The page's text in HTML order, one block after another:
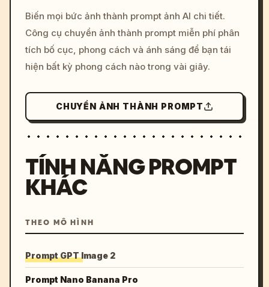
c, cyberpunk sunset, neon
colors, 8k --v 6.0
Biến mọi bức ảnh thành prompt ảnh AI chi tiết.
Công cụ chuyển ảnh thành prompt miễn phí phân
tích bố cục, phong cách và ánh sáng để bạn tái
hiện bất kỳ phong cách nào trong vài giây.
CHUYỂN ẢNH THÀNH PROMPT
TÍNH NĂNG PROMPT
KHÁC
THEO MÔ HÌNH
Prompt GPT Image 2
Prompt Nano Banana Pro